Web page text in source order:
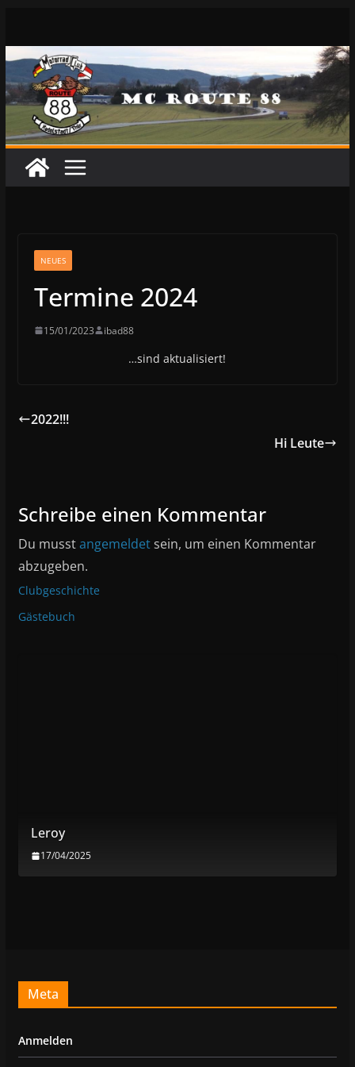
springen
NEUES
Termine 2024
15/01/2023 ibad88
…sind aktualisiert!
2022!!!
Hi Leute
Schreibe einen Kommentar
Du musstangemeldetsein, um einen Kommentar
abzugeben.
Clubgeschichte
Gästebuch
Leroy
17/04/2025
Meta
Anmelden